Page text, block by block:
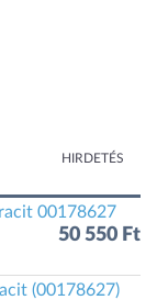
HIRDETÉS
00178627
50 550 Ft
(00178627)